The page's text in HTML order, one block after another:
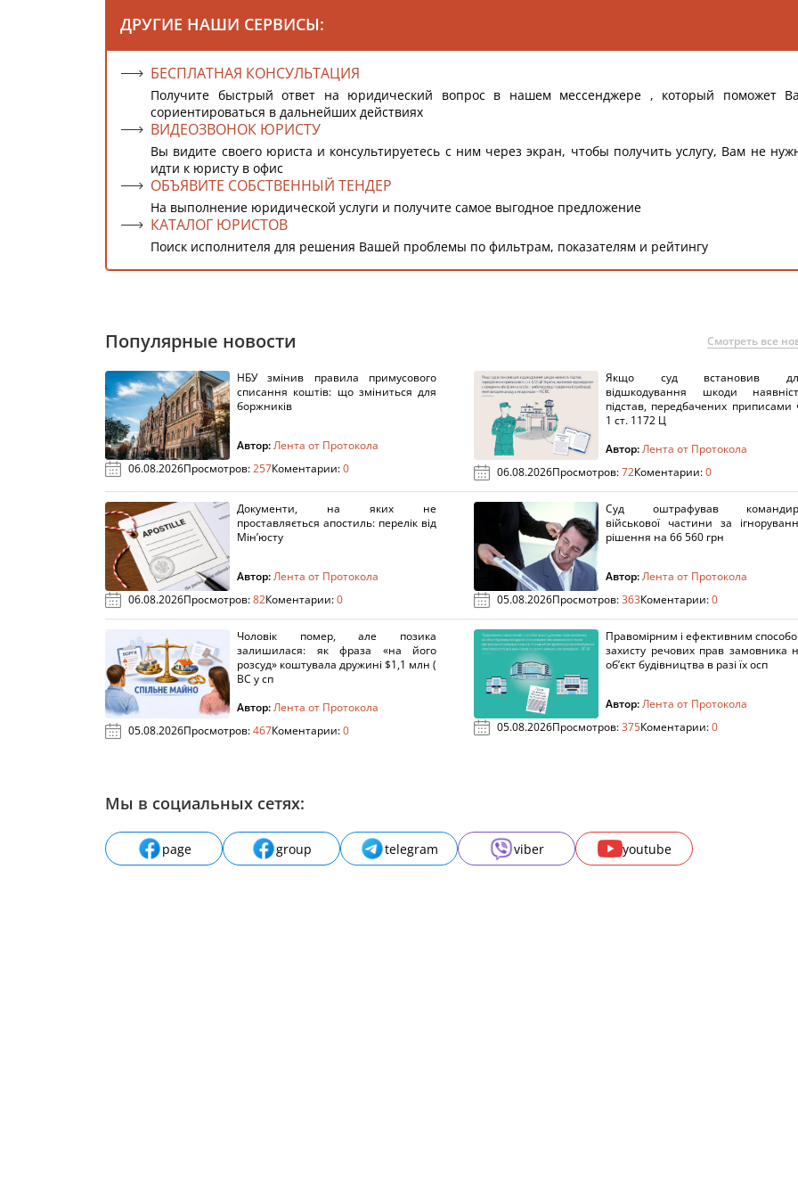
ДРУГИЕ НАШИ СЕРВИСЫ:
БЕСПЛАТНАЯ КОНСУЛЬТАЦИЯ
Получите быстрый ответ на юридический вопрос в нашем мессенджере , который поможет
сориентироваться в дальнейших действиях
ВИДЕОЗВОНОК ЮРИСТУ
Вы видите своего юриста и консультируетесь с ним через экран, чтобы получить услугу, Вам не
идти к юристу в офис
ОБЪЯВИТЕ СОБСТВЕННЫЙ ТЕНДЕР
На выполнение юридической услуги и получите самое выгодное предложение
КАТАЛОГ ЮРИСТОВ
Поиск исполнителя для решения Вашей проблемы по фильтрам, показателям и рейтингу
Популярные новости Смотреть все
НБУ змінив правила примусового
списання коштів: що зміниться для
боржників
Автор:Лента от Протокола
06.08.2026Просмотров:257Коментарии:0
Якщо суд встановив
відшкодування шкоди
підстав, передбачених приписами
1 ст. 1172 Ц
Автор:Лента от Протокола
06.08.2026Просмотров:72Коментарии:0
Документи, на яких не
проставляється апостиль: перелік від
Мін’юсту
Автор:Лента от Протокола
06.08.2026Просмотров:82Коментарии:0
Суд оштрафував
військової частини за
рішення на 66 560 грн
Автор:Лента от Протокола
05.08.2026Просмотров:363Коментарии:0
Чоловік помер, але позика
залишилася: як фраза «на його
розсуд» коштувала дружині $1,1 млн (
ВС у сп
Автор:Лента от Протокола
05.08.2026Просмотров:467Коментарии:0
Правомірним і ефективним
захисту речових прав замовника
об’єкт будівництва в разі їх осп
Автор:Лента от Протокола
05.08.2026Просмотров:375Коментарии:0
Мы в социальных сетях:
page group telegram viber youtube